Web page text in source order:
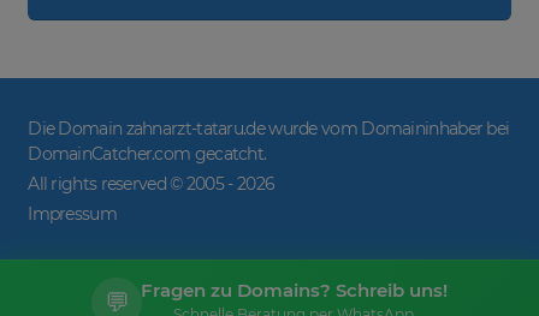
Die Domain zahnarzt-tataru.de wurde vom Domaininhaber bei
DomainCatcher.com gecatcht.
All rights reserved © 2005 -2026
Impressum
💬 Fragen zu Domains? Schreib uns!